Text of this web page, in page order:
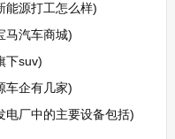
能源打工怎么样)
马汽车商城)
下suv)
车企有几家)
电厂中的主要设备包括)